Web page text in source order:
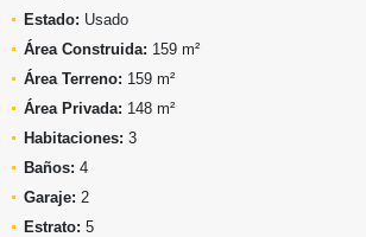
Estado: Usado
Área Construida: 159 m²
Área Terreno: 159 m²
Área Privada: 148 m²
Habitaciones: 3
Baños: 4
Garaje: 2
Estrato: 5